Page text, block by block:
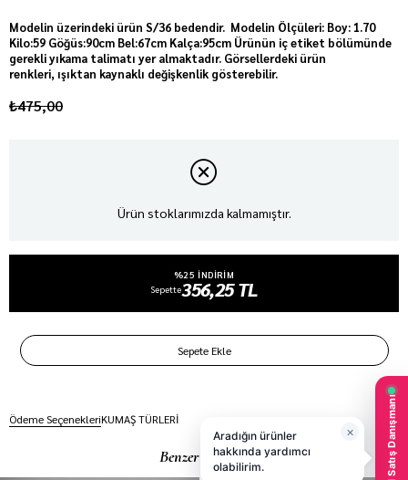
Modelin üzerindeki ürün S/36 bedendir. Modelin Ölçüleri: Boy: 1.70
Kilo:59 Göğüs:90cm Bel:67cm Kalça:95cm Ürünün iç etiket bölümünde
gerekli yıkama talimatı yer almaktadır. Görsellerdeki ürün
renkleri, ışıktan kaynaklı değişkenlik gösterebilir.
₺475,00
Ürün stoklarımızda kalmamıştır.
%25 INDIRIM
Sepette356,25 TL
Ödeme SeçenekleriKUMAŞ TÜRLERİ
Benzer Ürünler